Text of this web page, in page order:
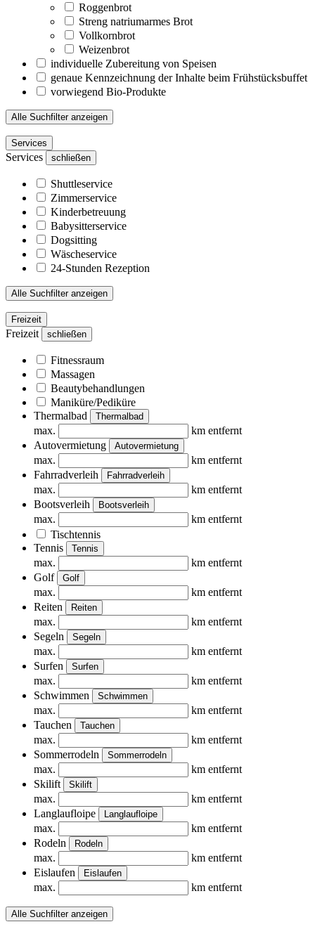
Roggenbrot
Streng natriumarmes Brot
Vollkornbrot
Weizenbrot
individuelle Zubereitung von Speisen
genaue Kennzeichnung der Inhalte beim Frühstücksbuffet
vorwiegend Bio-Produkte
Alle Suchfilter anzeigen
Services
Services schließen
Shuttleservice
Zimmerservice
Kinderbetreuung
Babysitterservice
Dogsitting
Wäscheservice
24-Stunden Rezeption
Alle Suchfilter anzeigen
Freizeit
Freizeit schließen
Fitnessraum
Massagen
Beautybehandlungen
Maniküre/Pediküre
Thermalbad
Thermalbad
max.
km entfernt
Autovermietung
Autovermietung
max.
km entfernt
Fahrradverleih
Fahrradverleih
max.
km entfernt
Bootsverleih
Bootsverleih
max.
km entfernt
Tischtennis
Tennis
Tennis
max.
km entfernt
Golf
Golf
max.
km entfernt
Reiten
Reiten
max.
km entfernt
Segeln
Segeln
max.
km entfernt
Surfen
Surfen
max.
km entfernt
Schwimmen
Schwimmen
max.
km entfernt
Tauchen
Tauchen
max.
km entfernt
Sommerrodeln
Sommerrodeln
max.
km entfernt
Skilift
Skilift
max.
km entfernt
Langlaufloipe
Langlaufloipe
max.
km entfernt
Rodeln
Rodeln
max.
km entfernt
Eislaufen
Eislaufen
max. km entfernt
Alle Suchfilter anzeigen